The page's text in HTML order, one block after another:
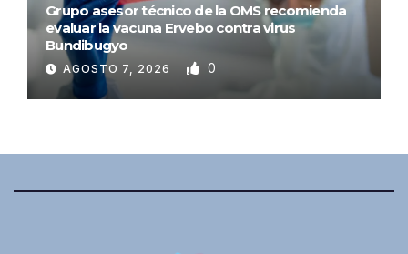
Grupo asesor técnico de la OMS recomienda
evaluar la vacuna Ervebo contra virus
Bundibugyo
AGOSTO 7, 2026 0